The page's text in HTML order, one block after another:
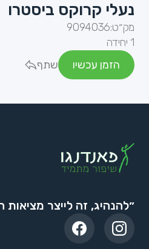
נעלי קרוקס ביסטרו
מק״ט:9094036
1 יחידה
הזמן עכשיו
שתף
״להנהיג, זה לייצר